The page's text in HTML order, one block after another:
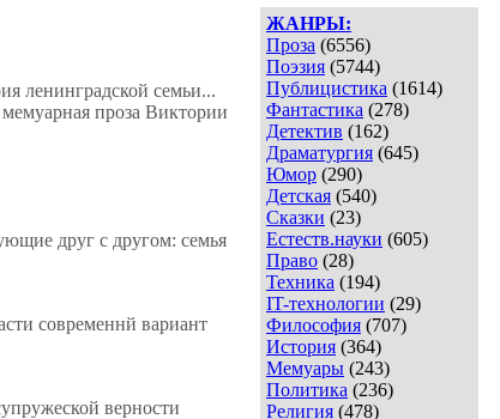
ЖАНРЫ:
Проза (6556)
Поэзия (5744)
Публицистика (1614)
Фантастика (278)
Детектив (162)
Драматургия (645)
Юмор (290)
Детская (540)
Сказки (23)
Естеств.науки (605)
Право (28)
Техника (194)
IT-технологии (29)
Философия (707)
История (364)
Мемуары (243)
Политика (236)
Религия (478)
ленинградской семьи...
проза Виктории
друг с другом: семья
современнй вариант
верности